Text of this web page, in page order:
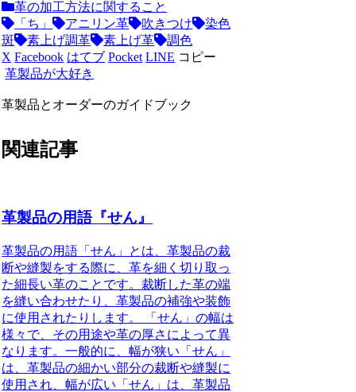
革の加工方法に関すること
「ち」
アニリン革 吹きつけ
染色
斑
素上げ調革 素上げ革
調色
X Facebook はてブ Pocket LINE コピー
革製品が大好き
革製品とオーダーのガイドブック
関連記事
革製品の用語『せん』
革製品の用語「せん」とは、革製品の裁
断や縫製をする際に、革を細く切り取っ
た細長い革のことです。裁断した革の端
を縫い合わせたり、革製品の補強や装飾
に使用されたりします。 「せん」の幅は
様々で、その用途や革の厚さによって異
なります。一般的に、幅が狭い「せん」
は、革製品の細かい部分の裁断や縫製に
使用され、幅が広い「せん」は、革製品